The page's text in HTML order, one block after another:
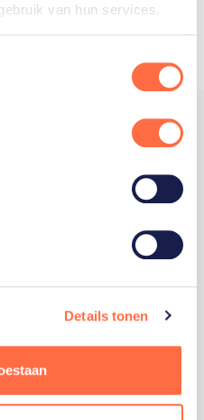
van hun services.
Details tonen
hoofdsponsor van
de wereld maken.